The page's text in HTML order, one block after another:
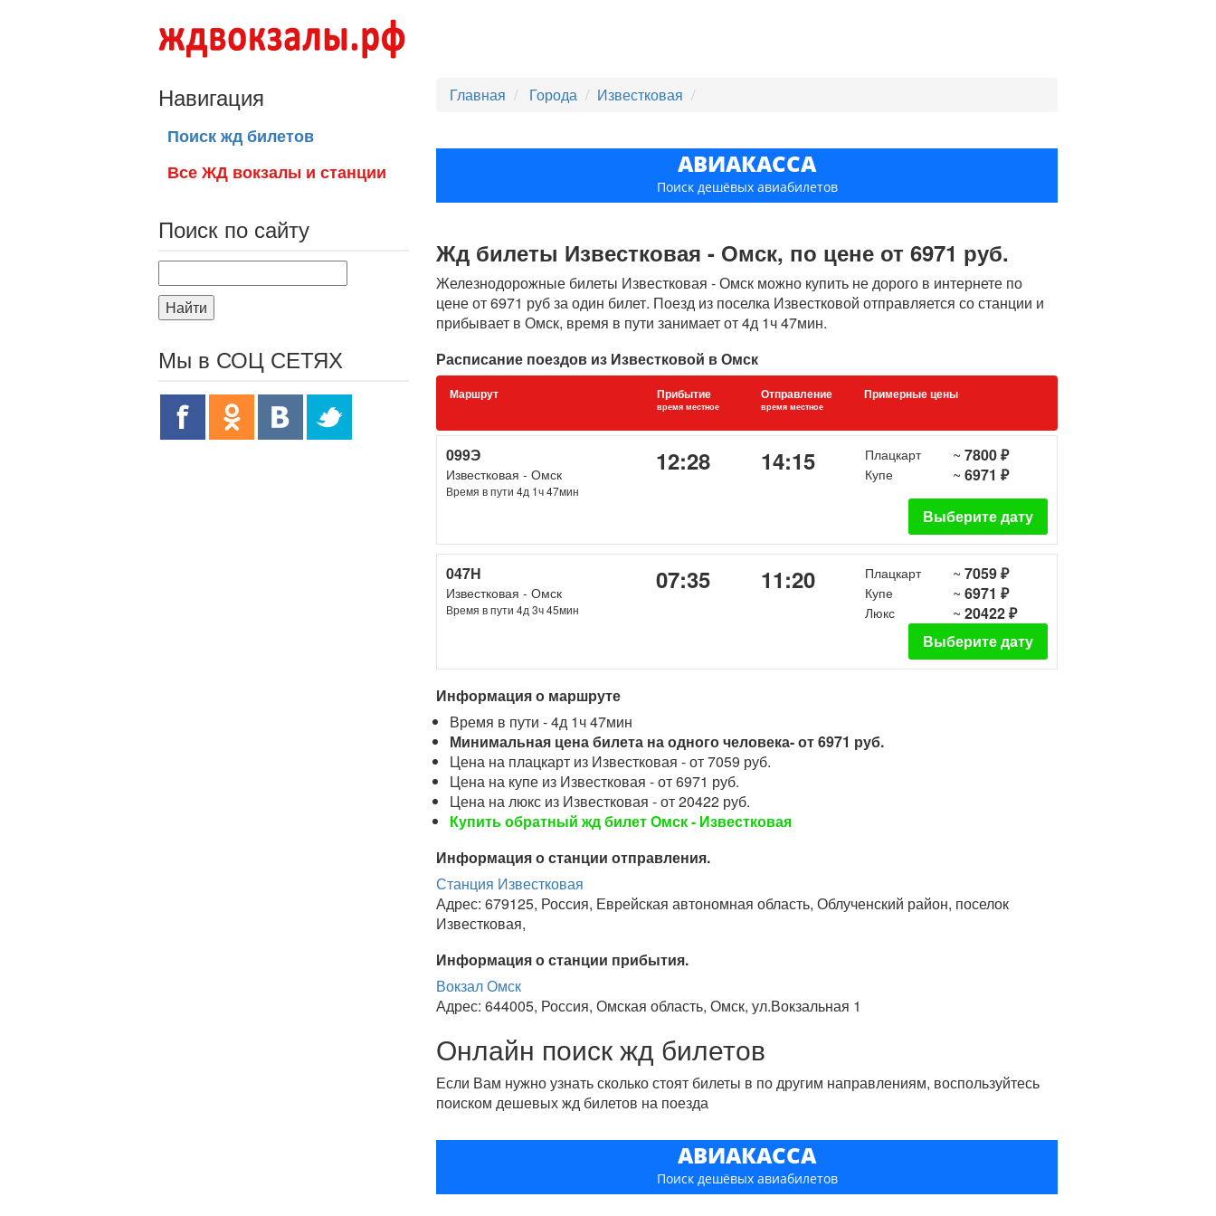
Главная Города Известковая
АВИАКАССА
Поиск дешёвых авиабилетов
Жд билеты Известковая - Омск, по цене от 6971 руб.
Железнодорожные билеты Известковая - Омск можно купить не дорого в интернете по
цене от 6971 руб за один билет. Поезд из поселка Известковой отправляется со станции и
прибывает в Омск, время в пути занимает от 4д 1ч 47мин.
Расписание поездов из Известковой в Омск
Маршрут Прибытие
время местное
Отправление
время местное
Примерные цены
099Э
Известковая - Омск
Время в пути 4д 1ч 47мин
12:28 14:15 Плацкарт ~ 7800 ₽
Купе ~ 6971 ₽
Выберите дату
047Н
Известковая - Омск
Время в пути 4д 3ч 45мин
07:35 11:20 Плацкарт ~ 7059 ₽
Купе ~ 6971 ₽
Люкс ~ 20422 ₽
Выберите дату
Информация о маршруте
Время в пути - 4д 1ч 47мин
Минимальная цена билета на одного человека- от 6971 руб.
Цена на плацкарт из Известковая - от 7059 руб.
Цена на купе из Известковая - от 6971 руб.
Цена на люкс из Известковая - от 20422 руб.
Купить обратный жд билет Омск - Известковая
Информация о станции отправления.
Станция Известковая
Адрес: 679125, Россия, Еврейская автономная область, Облученский район, поселок
Известковая,
Информация о станции прибытия.
Вокзал Омск
Адрес: 644005, Россия, Омская область, Омск, ул.Вокзальная 1
Онлайн поиск жд билетов
Если Вам нужно узнать сколько стоят билеты в по другим направлениям, воспользуйтесь
поиском дешевых жд билетов на поезда
АВИАКАССА
Поиск дешёвых авиабилетов
Навигация
Поиск жд билетов
Все ЖД вокзалы и станции
Поиск по сайту
Найти
Мы в СОЦ СЕТЯХ